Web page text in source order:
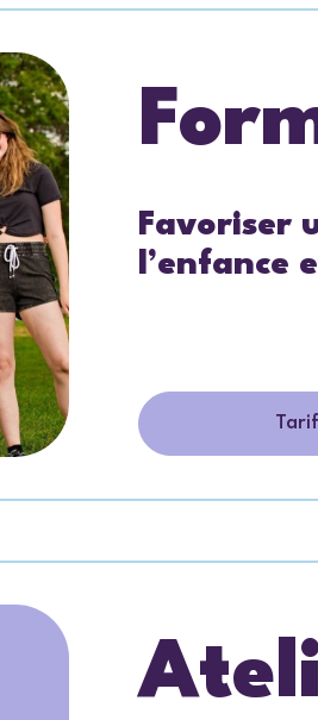
Favoriser
l’enfance